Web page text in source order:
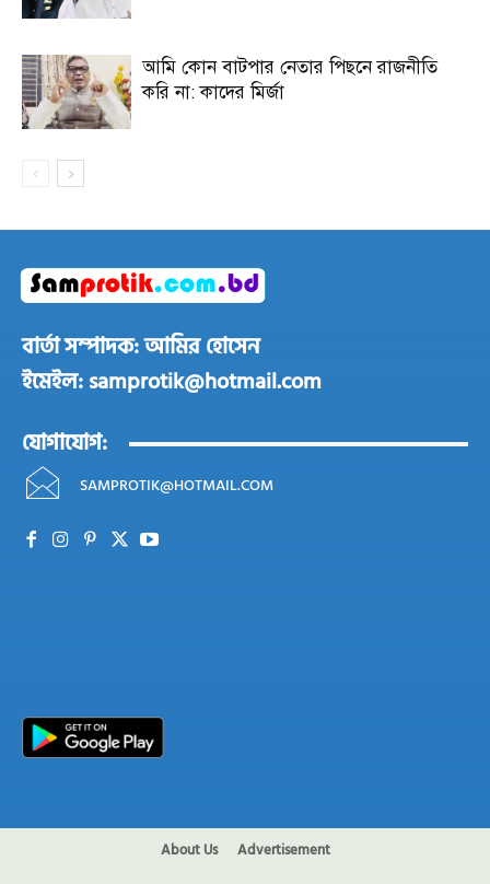
আমি কোন বাটপার নেতার পিছনে রাজনীতি
করি না: কাদের মির্জা
বার্তা সম্পাদক: আমির হোসেন
ইমেইল: samprotik@hotmail.com
যোগাযোগ:
SAMPROTIK@HOTMAIL.COM
About Us Advertisement